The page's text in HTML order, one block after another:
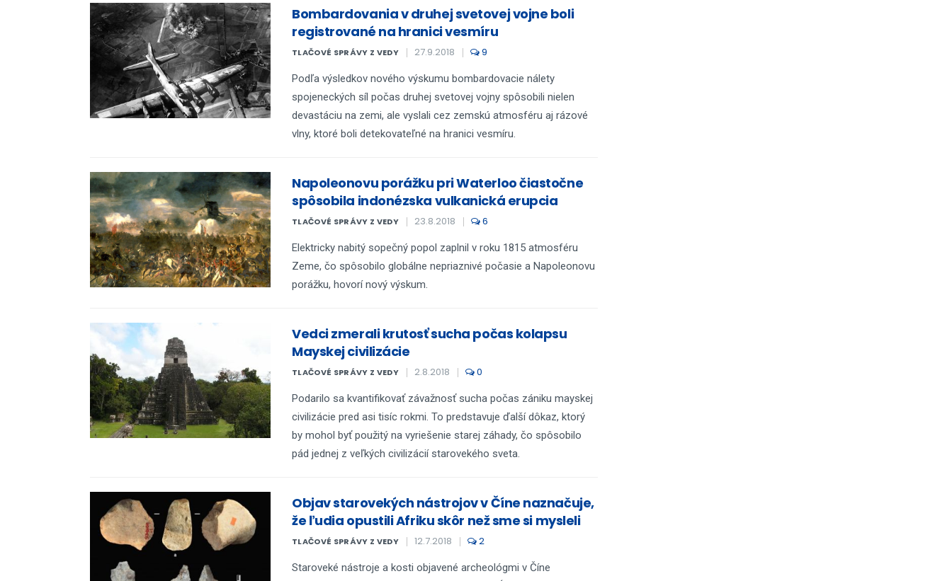
Bombardovania v druhej svetovej vojne boli
registrované na hranici vesmíru
TLAČOVÉ SPRÁVY Z VEDY 27.9.2018 9
Podľa výsledkov nového výskumu bombardovacie nálety
spojeneckých síl počas druhej svetovej vojny spôsobili nielen
devastáciu na zemi, ale vyslali cez zemskú atmosféru aj rázové
vlny, ktoré boli detekovateľné na hranici vesmíru.
Napoleonovu porážku pri Waterloo čiastočne
spôsobila indonézska vulkanická erupcia
TLAČOVÉ SPRÁVY Z VEDY 23.8.2018 6
Elektricky nabitý sopečný popol zaplnil v roku 1815 atmosféru
Zeme, čo spôsobilo globálne nepriaznivé počasie a Napoleonovu
porážku, hovorí nový výskum.
Vedci zmerali krutosť sucha počas kolapsu
Mayskej civilizácie
TLAČOVÉ SPRÁVY Z VEDY 2.8.2018 0
Podarilo sa kvantifikovať závažnosť sucha počas zániku mayskej
civilizácie pred asi tisíc rokmi. To predstavuje ďalší dôkaz, ktorý
by mohol byť použitý na vyriešenie starej záhady, čo spôsobilo
pád jednej z veľkých civilizácií starovekého sveta.
Objav starovekých nástrojov v Číne naznačuje,
že ľudia opustili Afriku skôr než sme si mysleli
TLAČOVÉ SPRÁVY Z VEDY 12.7.2018 2
Staroveké nástroje a kosti objavené archeológmi v Číne